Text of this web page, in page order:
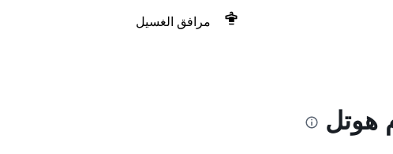
مرافق الغسيل
هوتل